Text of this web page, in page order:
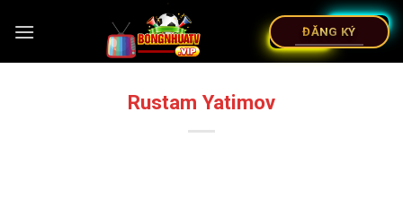
ĐĂNG KÝ
Rustam Yatimov